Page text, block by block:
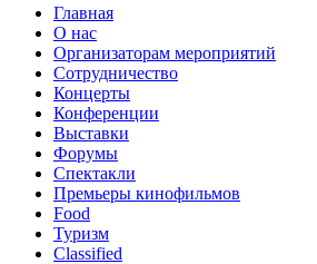
Skip
content
Главная
О нас
Организаторам мероприятий
Сотрудничество
Концерты
Конференции
Выставки
Форумы
Спектакли
Премьеры кинофильмов
Food
Туризм
Сlassified